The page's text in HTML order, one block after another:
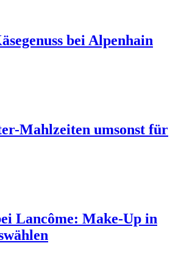
bei Alpenhain
Mahlzeiten umsonst für
Lancôme: Make-Up in